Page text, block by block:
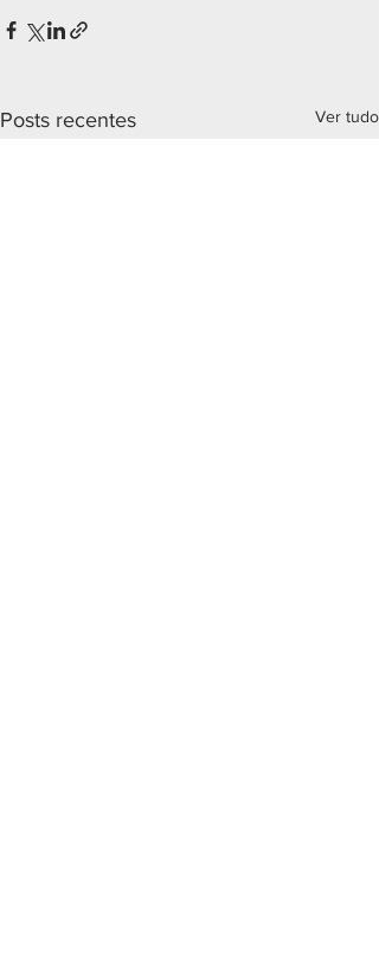
Posts recentes Ver tudo